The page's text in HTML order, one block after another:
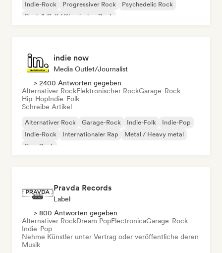
Indie-Rock
Progressiver Rock
Psychedelic Rock
Rock & Roll / Klassischer Rock
indie now
Media Outlet/Journalist
> 2400 Antworten gegeben
Alternativer RockElektronischer RockGarage-Rock
Hip-HopIndie-Folk
Schreibe Artikel
Alternativer Rock Garage-Rock Indie-Folk
Indie-Pop
Indie-Rock
Internationaler Rap
Metal / Heavy metal
Pop-Rock
Pravda Records
Label
> 800 Antworten gegeben
Alternativer RockDream PopElectronicaGarage-Rock
Indie-Pop
Nehme Künstler unter Vertrag oder veröffentliche deren
Musik